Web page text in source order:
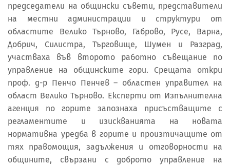
председатели на общински съвети, представители
на местни администрации и структури от
областите Велико Търново, Габрово, Русе, Варна,
Добрич, Силистра, Търговище, Шумен и Разград,
участваха във второто работно съвещание по
управление на общинските гори. Срещата откри
проф. д-р Пенчо Пенчев – областен управител на
област Велико Търново. Експерти от Изпълнителна
агенция по горите запознаха присъстващите с
регламентите и изискванията на новата
нормативна уредба в горите и произтичащите от
тях правомощия, задължения и отговорности на
общините, свързани с доброто управление на